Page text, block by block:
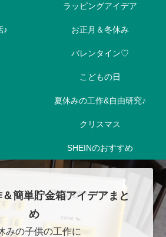
ラッピングアイデア
♪ お正月＆冬休み
バレンタイン♡
こどもの日
夏休みの工作&自由研究♪
クリスマス
SHEINのおすすめ
簡単貯金箱アイデアまと
め
みの子供の工作に